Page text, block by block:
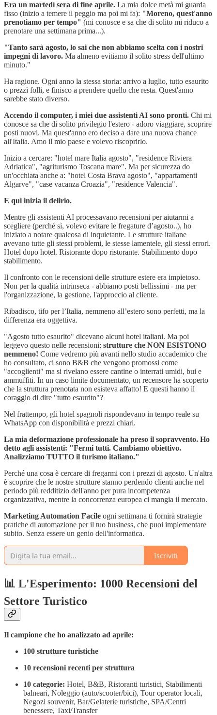
Era un martedì sera di fine aprile. La mia dolce metà mi guarda
fisso (inizio a temere il peggio ma poi mi fa): "Moreno, quest'anno
prenotiamo per tempo" (mi conosce e sa che di solito mi riduco a
prenotare una settimana prima...).
"Tanto sarà agosto, lo sai che non abbiamo scelta con i nostri
impegni di lavoro. Ma almeno evitiamo il solito stress dell'ultimo
minuto."
Ha ragione. Ogni anno la stessa storia: arrivo a luglio, tutto esaurito
o prezzi folli, e finisco a prendere quello che resta. Quest'anno
sarebbe stato diverso.
Accendo il computer, i miei due assistenti AI sono pronti. Chi mi
conosce sa che di solito privilegio l'estero - adoro viaggiare, scoprire
posti nuovi. Ma quest'anno ero deciso a dare una nuova chance
all'Italia. Amo il mio paese e volevo riscoprirlo.
Inizio a cercare: "hotel mare Italia agosto", "residence Riviera
Adriatica", "agriturismo Toscana mare". Ma per sicurezza do
un'occhiata anche a: "hotel Costa Brava agosto", "appartamenti
Algarve", "case vacanza Croazia", "residence Valencia".
E qui inizia il delirio.
Mentre gli assistenti AI processavano recensioni per aiutarmi a
scegliere (perché sì, volevo evitare le fregature d’agosto..), ho
iniziato a notare qualcosa di inquietante. Le strutture italiane
avevano tutte gli stessi problemi, le stesse lamentele, gli stessi errori.
Hotel dopo hotel. Ristorante dopo ristorante. Stabilimento dopo
stabilimento.
Il confronto con le recensioni delle strutture estere era impietoso.
Non per la qualità intrinseca - abbiamo posti bellissimi - ma per
l'organizzazione, la gestione, l'approccio al cliente.
Ribadisco, tifo per l’Italia, nemmeno all’estero sono perfetti, ma la
differenza era oggettiva.
"Agosto tutto esaurito" dicevano alcuni hotel italiani. Ma poi
leggevo questo nelle recensioni: strutture che NON ESISTONO
nemmeno! Come vedremo più avanti nello studio accademico che
ho consultato, ci sono B&B che vengono promossi come
"accoglienti" ma si rivelano essere cantine o interrati umidi, bui e
ammuffiti. In un caso limite documentato, un recensore ha scoperto
che la struttura prenotata non esisteva affatto! E questi hanno il
coraggio di dire "tutto esaurito"?
Nel frattempo, gli hotel spagnoli rispondevano in tempo reale su
WhatsApp con disponibilità e prezzi chiari.
La mia deformazione professionale ha preso il sopravvento. Ho
detto agli assistenti: "Fermi tutti. Cambiamo obiettivo.
Analizziamo TUTTO il turismo italiano."
Perché una cosa è cercare di fregarmi con i prezzi di agosto. Un'altra
è scoprire che le nostre strutture stanno perdendo clienti anche nel
periodo più redditizio dell'anno per pura incompetenza
organizzativa, mentre la concorrenza europea ci mangia il mercato.
Marketing Automation Facile ogni settimana ti fornirà strategie
pratiche di automazione per il tuo business, che puoi implementare
subito. Senza essere un genio dell'informatica.
Iscriviti
📊 L'Esperimento: 1000 Recensioni del
Settore Turistico
Il campione che ho analizzato ad aprile:
100 strutture turistiche
10 recensioni recenti per struttura
10 categorie: Hotel, B&B, Ristoranti turistici, Stabilimenti
balneari, Noleggio (auto/scooter/bici), Tour operator locali,
Negozi souvenir, Bar/Gelaterie turistiche, SPA/Centri
benessere, Taxi/Transfer